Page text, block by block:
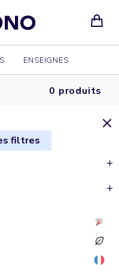
ENSEIGNES
0 produits
filtres